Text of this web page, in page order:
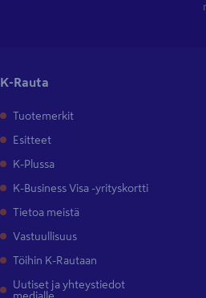
K-Rauta
Tuotemerkit
Esitteet
K-Plussa
K-Business Visa -yrityskortti
Tietoa meistä
Vastuullisuus
Töihin K-Rautaan
Uutiset ja yhteystiedot
medialle